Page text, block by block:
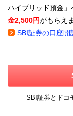
ハイブリッド預金」
金2,500円がもらえ
SBI証券の口座開
SBI証券とドコ